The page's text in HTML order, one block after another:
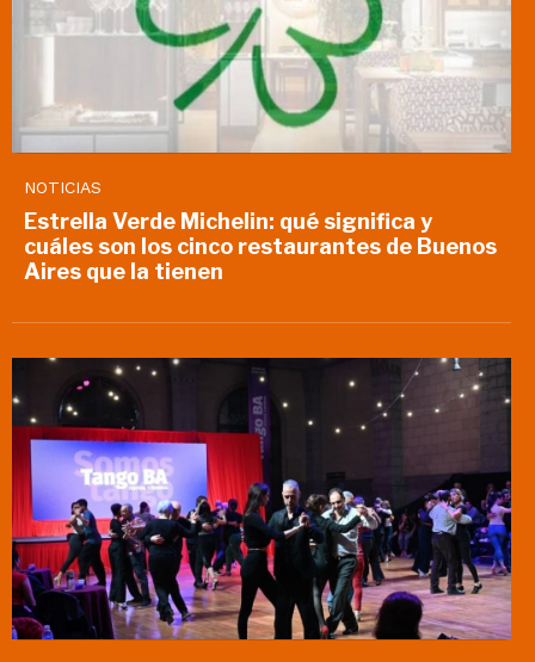
NOTICIAS
Estrella Verde Michelin: qué significa y
cuáles son los cinco restaurantes de Buenos
Aires que la tienen